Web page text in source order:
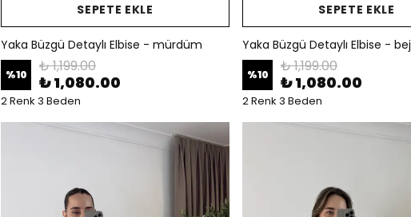
SEPETE EKLE
Yaka Büzgü Detaylı Elbise - mürdüm
%10 ₺ 1,199.00
₺ 1,080.00
2 Renk 3 Beden
SEPETE EKLE
Yaka Büzgü Detaylı Elbise - bej
%10 ₺ 1,199.00
₺ 1,080.00
2 Renk 3 Beden